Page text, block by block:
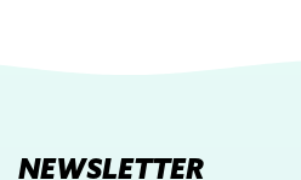
NEWSLETTER